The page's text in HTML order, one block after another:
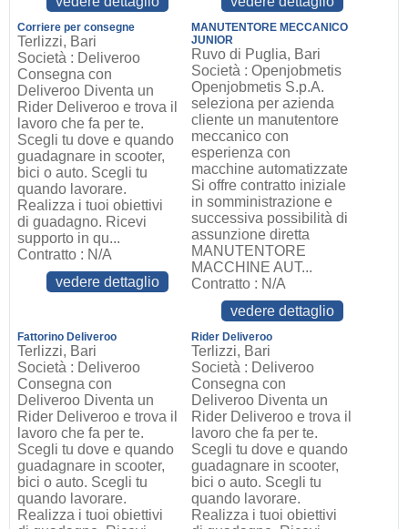
Corriere per consegne
Terlizzi, Bari
Società : Deliveroo
Consegna con
Deliveroo Diventa un
Rider Deliveroo e trova il
lavoro che fa per te.
Scegli tu dove e quando
guadagnare in scooter,
bici o auto. Scegli tu
quando lavorare.
Realizza i tuoi obiettivi
di guadagno. Ricevi
supporto in qu...
Contratto : N/A
vedere dettaglio
MANUTENTORE MECCANICO
JUNIOR
Ruvo di Puglia, Bari
Società : Openjobmetis
Openjobmetis S.p.A.
seleziona per azienda
cliente un manutentore
meccanico con
esperienza con
macchine automatizzate
Si offre contratto iniziale
in somministrazione e
successiva possibilità di
assunzione diretta
MANUTENTORE
MACCHINE AUT...
Contratto : N/A
vedere dettaglio
Fattorino Deliveroo
Terlizzi, Bari
Società : Deliveroo
Consegna con
Deliveroo Diventa un
Rider Deliveroo e trova il
lavoro che fa per te.
Scegli tu dove e quando
guadagnare in scooter,
bici o auto. Scegli tu
quando lavorare.
Realizza i tuoi obiettivi
Rider Deliveroo
Terlizzi, Bari
Società : Deliveroo
Consegna con
Deliveroo Diventa un
Rider Deliveroo e trova il
lavoro che fa per te.
Scegli tu dove e quando
guadagnare in scooter,
bici o auto. Scegli tu
quando lavorare.
Realizza i tuoi obiettivi